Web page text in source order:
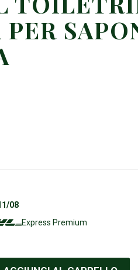
08
Express Premium